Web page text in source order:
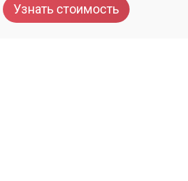
Узнать стоимость